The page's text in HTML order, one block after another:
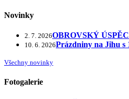
Novinky
2. 7. 2026OBROVSKÝ
10. 6. 2026Prázdniny na Jihu s
Všechny novinky
Fotogalerie